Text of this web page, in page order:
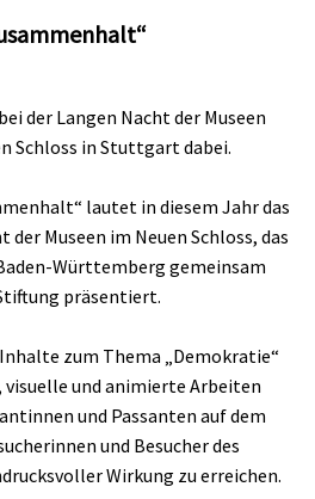
der Langen Nacht der Museen
Schloss in Stuttgart dabei.
lautet in diesem Jahr das
der Museen im Neuen Schloss, das
Württemberg gemeinsam
präsentiert.
zum Thema „Demokratie“
und animierte Arbeiten
und Passanten auf dem
und Besucher des
Wirkung zu erreichen.